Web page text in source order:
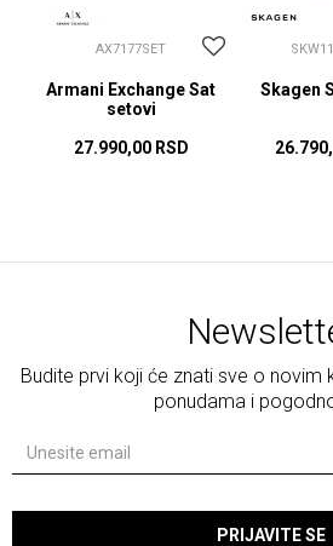
AX7177SET
Armani Exchange Sat
setovi
27.990,00 RSD
Skagen
Budite prvi koji će znati sve o novim
ponudama i
PRIJAVITE SE